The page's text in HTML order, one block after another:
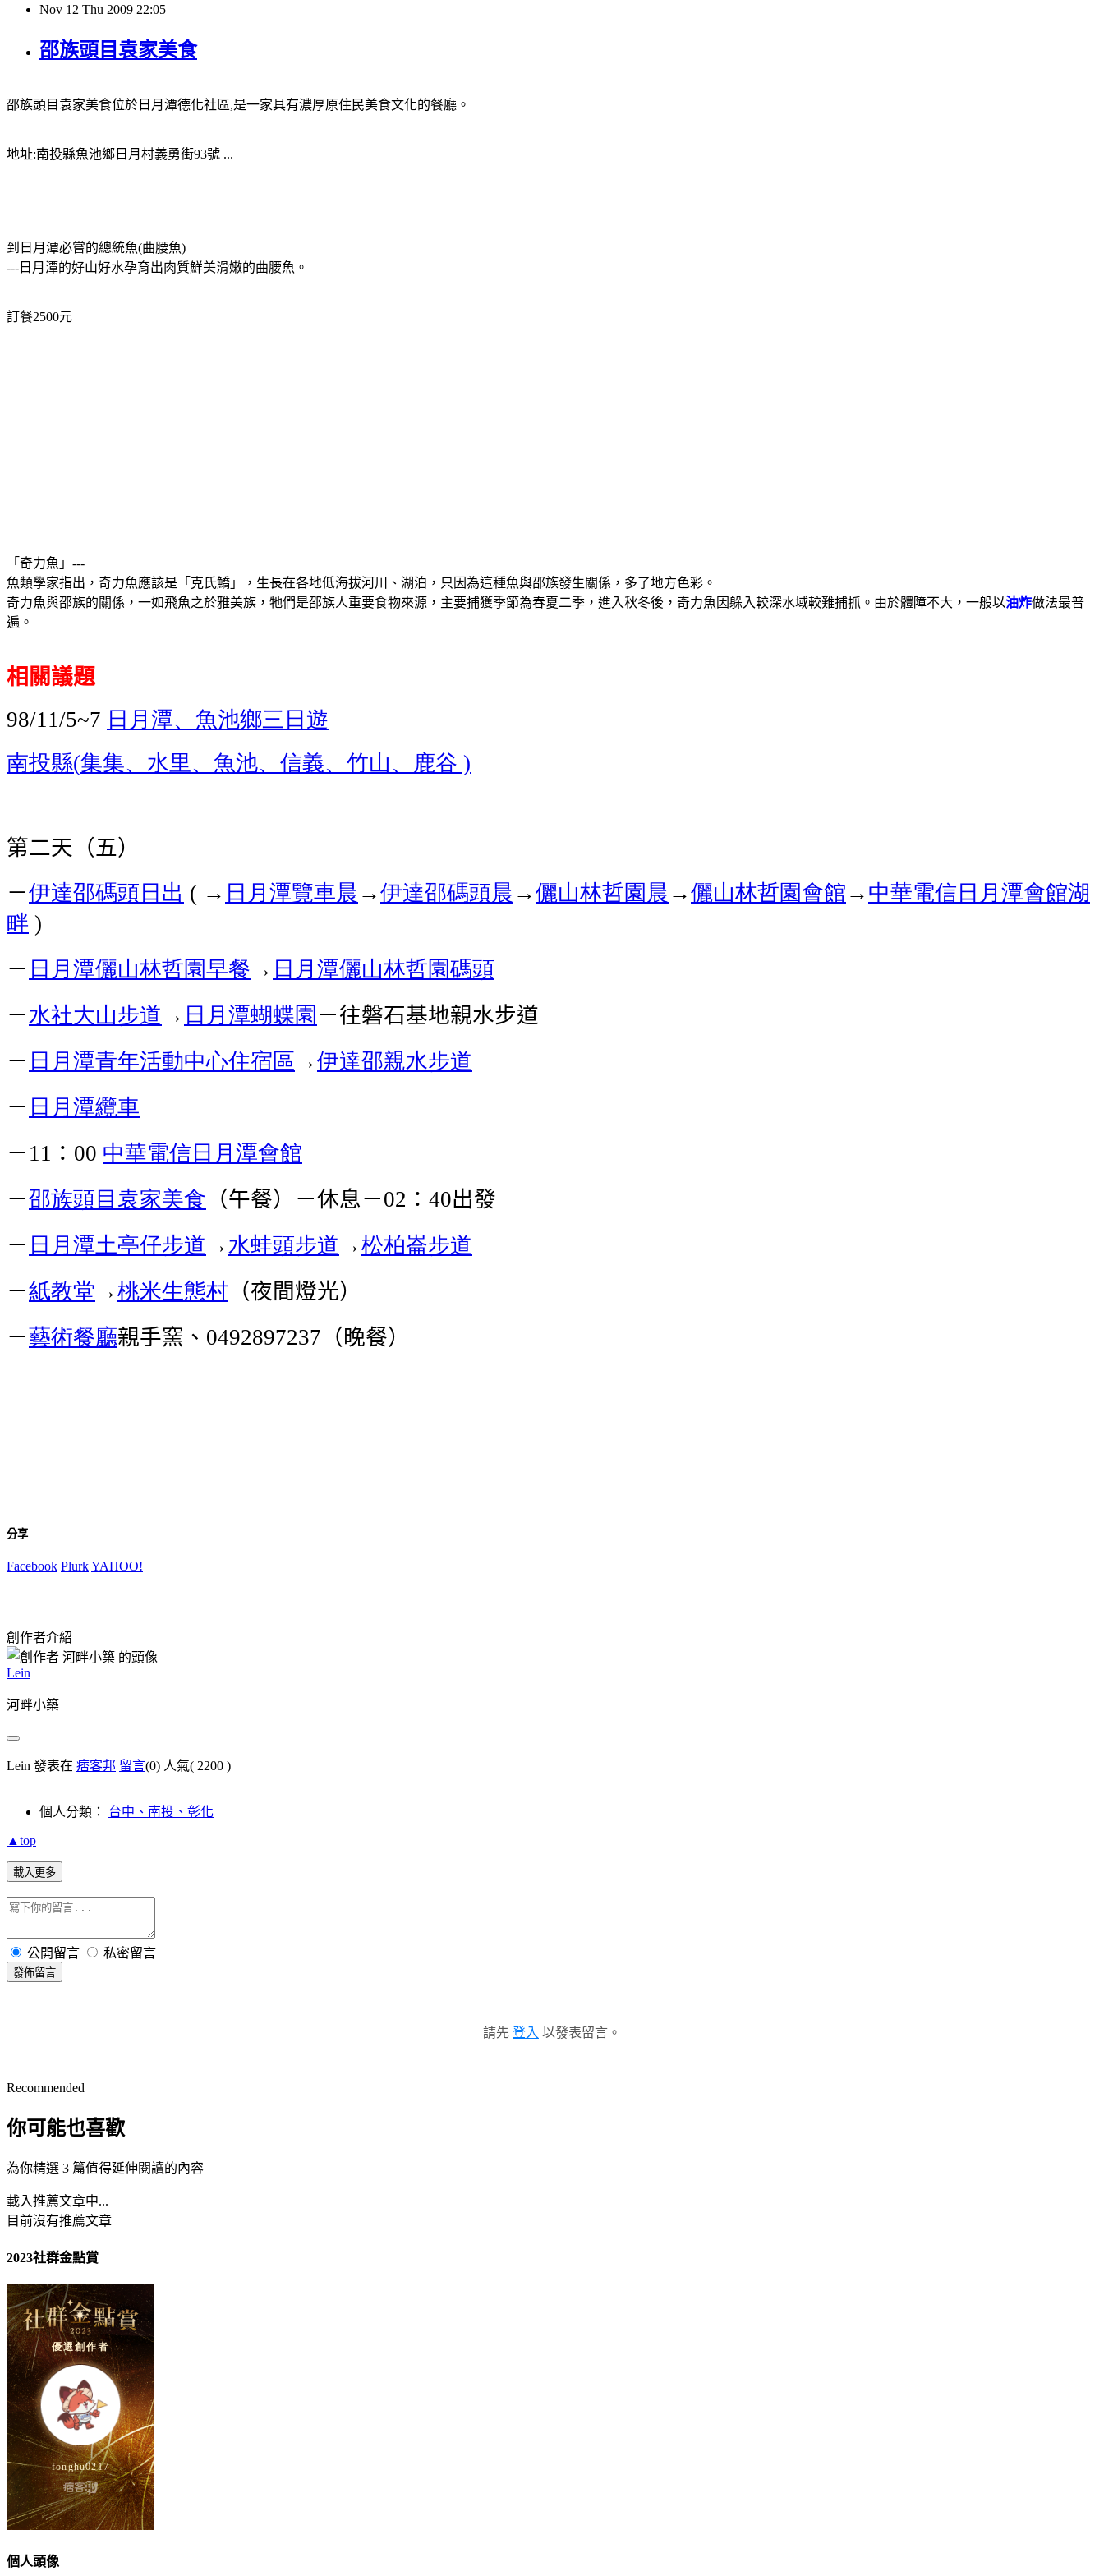
Nov 12 Thu 2009 22:05
邵族頭目袁家美食
邵族頭目袁家美食位於日月潭德化社區,是一家具有濃厚原住民美食文化的餐廳。
地址:南投縣魚池鄉日月村義勇街93號 ...
到日月潭必嘗的總統魚(曲腰魚)
--- 日月潭的好山好水孕育出肉質鮮美滑嫩的曲腰魚。
訂餐2500元
「奇力魚」 ---
魚類學家指出，奇力魚應該是「克氏鱎」，生長在各地低海拔河川、湖泊，只因為這種魚與邵族發生關係，多了地方色彩。
奇力魚與邵族的關係，一如飛魚之於雅美族，牠們是邵族人重要食物來源，主要捕獲季節為春夏二季，進入秋冬後，奇力魚因躲入較深水域較難捕抓。由於體障不大，一般以油炸做法最普
遍。
相關議題
98/11/5~7 日月潭、魚池鄉三日遊
南投縣(集集、水里、魚池、信義、竹山、鹿谷 )
第二天（五）
－伊達邵碼頭日出 ( → 日月潭覽車晨→伊達邵碼頭晨→儷山林哲園晨→儷山林哲園會館→中華電信日月潭會館湖
畔 )
－ 日月潭儷山林哲園早餐→ 日月潭儷山林哲園碼頭
－水社大山步道→ 日月潭蝴蝶園－往磐石基地親水步道
－ 日月潭青年活動中心住宿區→伊達邵親水步道
－ 日月潭纜車
－ 11 ： 00 中華電信日月潭會館
－邵族頭目袁家美食 （午餐）－休息－02 ： 40出發
－ 日月潭土亭仔步道→水蛙頭步道→松柏崙步道
－紙教堂→桃米生態村 （夜間燈光）
－藝術餐廳親手窯、 0492897237 （晚餐）
分享
Facebook PlurkYAHOO!
創作者介紹
Lein
河畔小築
Lein 發表在 痞客邦 留言(0) 人氣( 2200 )
個人分類： 台中、南投、彰化
▲top
載入更多
公開留言 私密留言
發佈留言
請先 登入 以發表留言。
Recommended
你可能也喜歡
為你精選 3 篇值得延伸閱讀的內容
載入推薦文章中...
目前沒有推薦文章
2023社群金點賞
個人頭像